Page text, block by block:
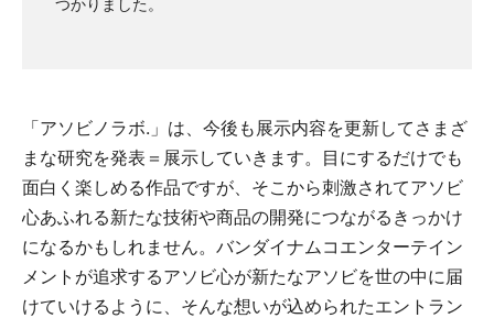
つかりました。
「アソビノラボ.」は、今後も展示内容を更新してさまざ
まな研究を発表＝展示していきます。目にするだけでも
面白く楽しめる作品ですが、そこから刺激されてアソビ
心あふれる新たな技術や商品の開発につながるきっかけ
になるかもしれません。バンダイナムコエンターテイン
メントが追求するアソビ心が新たなアソビを世の中に届
けていけるように、そんな想いが込められたエントラン